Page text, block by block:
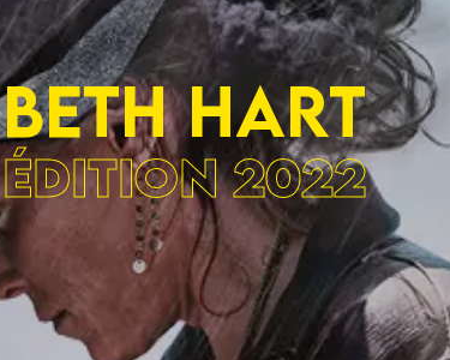
BETH HART
ÉDITION 2022